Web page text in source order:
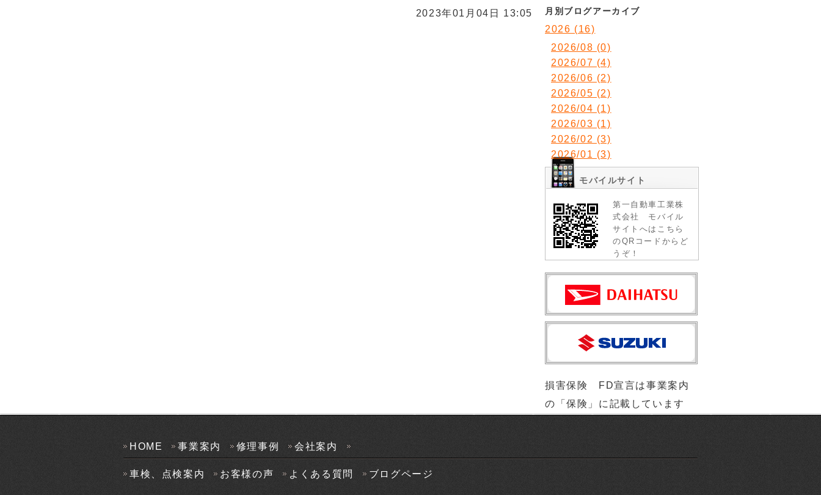
2023年01月04日 13:05 月別ブログアーカイブ
2026 (16)
2026/08 (0)
2026/07 (4)
2026/06 (2)
2026/05 (2)
2026/04 (1)
2026/03 (1)
2026/02 (3)
2026/01 (3)
モバイルサイト
第一自動車工業株
式会社 モバイル
サイトへはこちら
のQRコードからど
うぞ！
損害保険 FD宣言は事業案内
の「保険」に記載しています
HOME 事業案内 修理事例 会社案内
車検、点検案内 お客様の声 よくある質問 ブログページ